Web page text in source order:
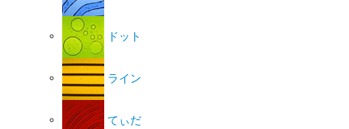
ドット
ライン
てぃだ